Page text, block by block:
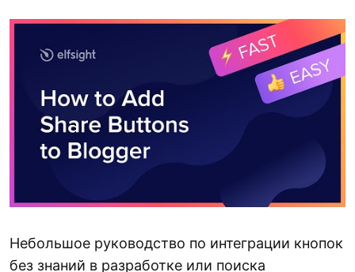
Небольшое руководство по интеграции кнопок
без знаний в разработке или поиска